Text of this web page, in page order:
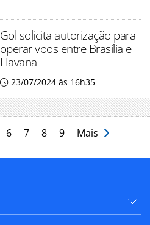
Gol solicita autorização para
operar voos entre Brasília e
Havana
23/07/2024 às 16h35
6 7 8 9 Mais